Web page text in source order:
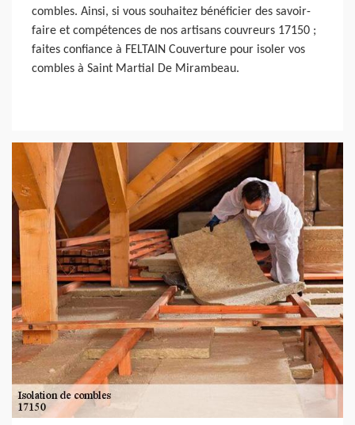
combles. Ainsi, si vous souhaitez bénéficier des savoir-
faire et compétences de nos artisans couvreurs 17150 ;
faites confiance à FELTAIN Couverture pour isoler vos
combles à Saint Martial De Mirambeau.